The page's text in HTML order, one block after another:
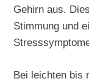
Gehirn aus.
Stimmung und
Bei leichten bis